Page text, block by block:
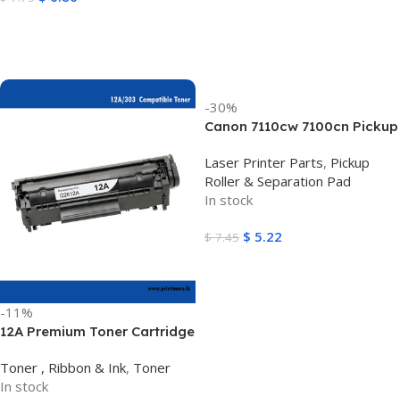
-11%
12A Premium Toner Cartridge
Toner , Ribbon & Ink, Toner
In stock
-30%
Canon 7110cw 7100cn Pickup
Laser Printer Parts, Pickup
Roller & Separation Pad
In stock
$7.45 $ 5.22